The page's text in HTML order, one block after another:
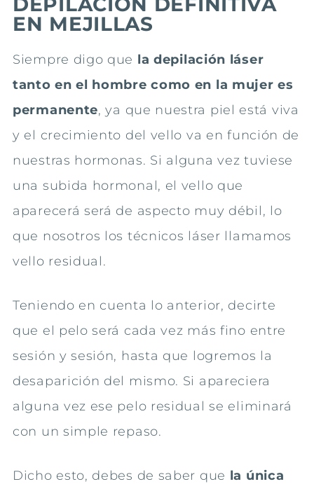
EN MEJILLAS
Siempre digo que la depilación láser
tanto en el hombre como en la mujer es
permanente, ya que nuestra piel está viva
y el crecimiento del vello va en función de
nuestras hormonas. Si alguna vez tuviese
una subida hormonal, el vello que
aparecerá será de aspecto muy débil, lo
que nosotros los técnicos láser llamamos
vello residual.
Teniendo en cuenta lo anterior, decirte
que el pelo será cada vez más fino entre
sesión y sesión, hasta que logremos la
desaparición del mismo. Si apareciera
alguna vez ese pelo residual se eliminará
con un simple repaso.
Dicho esto, debes de saber que la única